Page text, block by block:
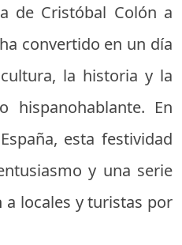
de Cristóbal Colón a
convertido en un día
la historia y la
hispanohablante. En
esta festividad
y una serie
a locales y turistas por